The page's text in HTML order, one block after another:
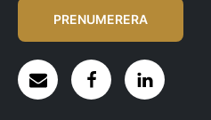
PRENUMERERA